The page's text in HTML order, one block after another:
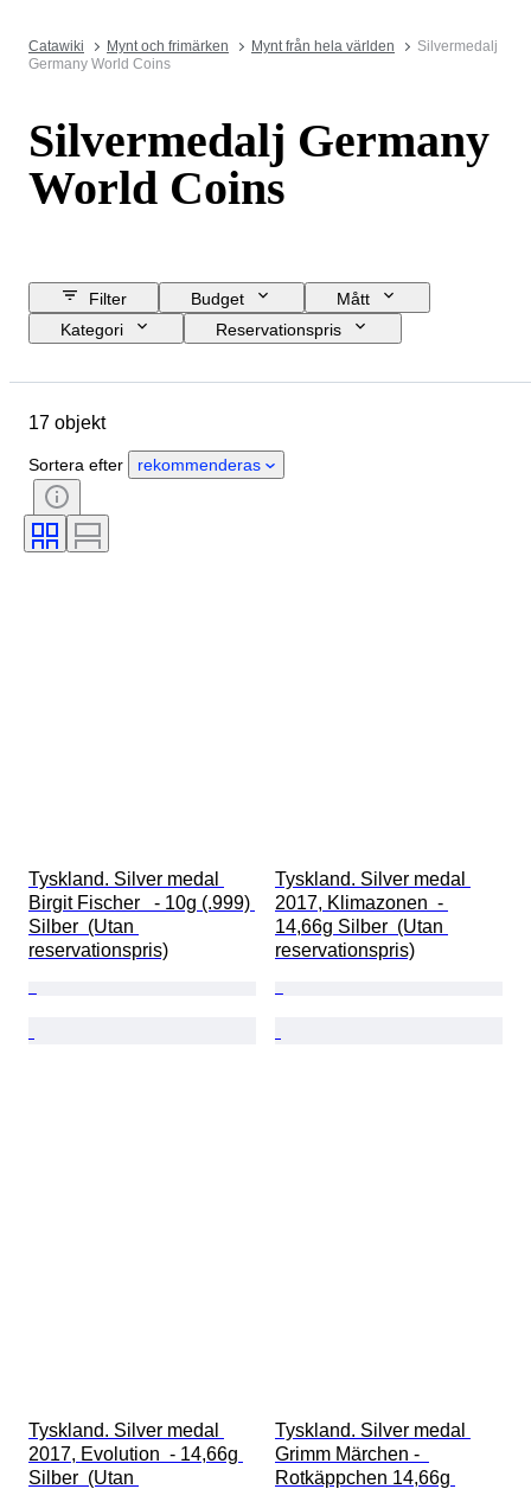
Catawiki Mynt och frimärken Mynt från hela världen
Silvermedalj
Germany World Coins
Silvermedalj Germany
World Coins
Filter Budget
Mått
Kategori
Reservationspris
Skick
Typ av mynt
17 objekt
Sortera efter rekommenderas
Tyskland. Silver medal
Birgit Fischer   - 10g (.999)
Silber  (Utan
reservationspris)
Tyskland. Silver medal
2017, Klimazonen  -
14,66g Silber  (Utan
reservationspris)
Tyskland. Silver medal
2017, Evolution  - 14,66g
Silber  (Utan
Tyskland. Silver medal
Grimm Märchen -
Rotkäppchen 14,66g